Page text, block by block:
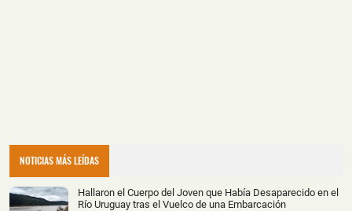
NOTICIAS MÁS LEÍDAS
Hallaron el Cuerpo del Joven que Había Desaparecido en el
Río Uruguay tras el Vuelco de una Embarcación